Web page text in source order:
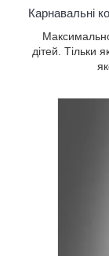
Карнавальні
дітей. Тільки